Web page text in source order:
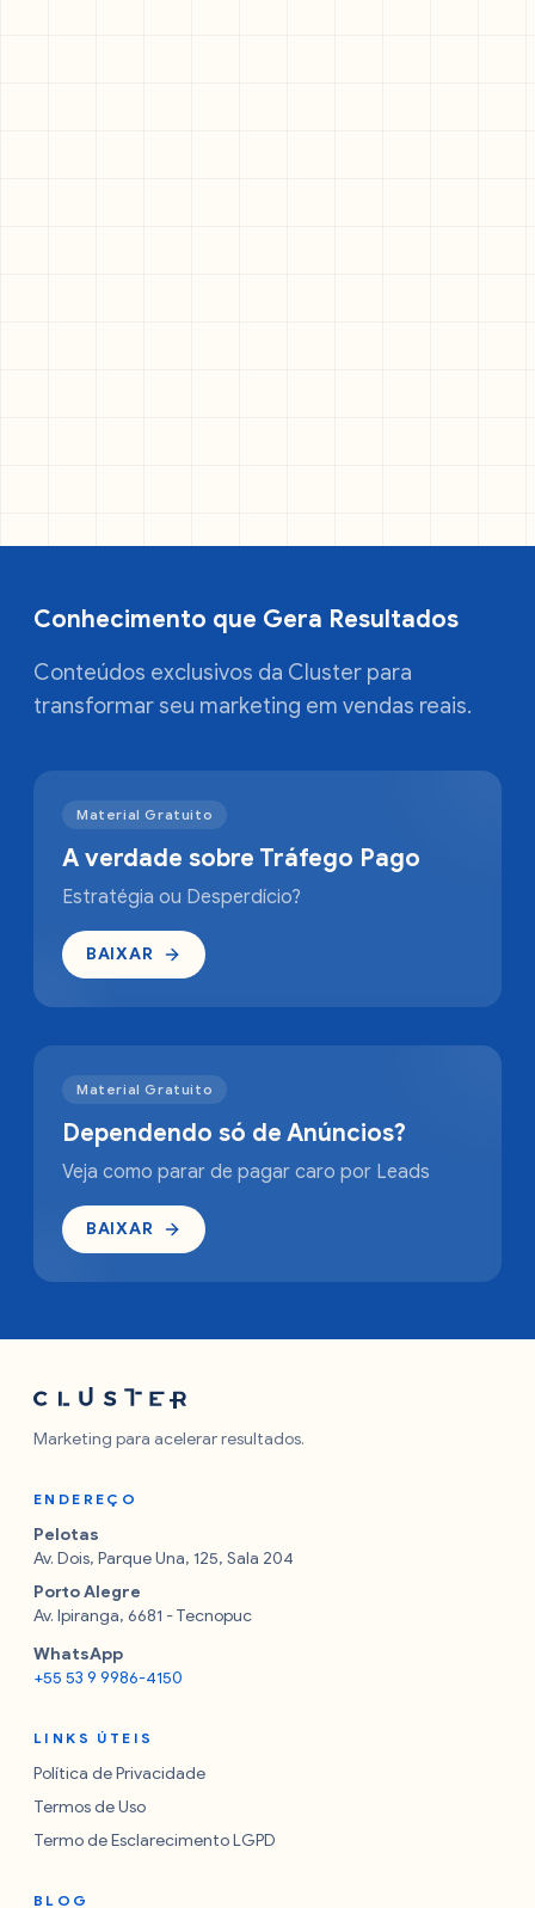
Conhecimento que Gera Resultados
Conteúdos exclusivos da Cluster para
transformar seu marketing em vendas reais.
Material Gratuito
A verdade sobre Tráfego Pago
Estratégia ou Desperdício?
BAIXAR
Material Gratuito
Dependendo só de Anúncios?
Veja como parar de pagar caro por Leads
BAIXAR
Marketing para acelerar resultados.
ENDEREÇO
Pelotas
Av. Dois, Parque Una, 125, Sala 204
Porto Alegre
Av. Ipiranga, 6681 - Tecnopuc
WhatsApp
+55 53 9 9986-4150
LINKS ÚTEIS
Política de Privacidade
Termos de Uso
Termo de Esclarecimento LGPD
BLOG